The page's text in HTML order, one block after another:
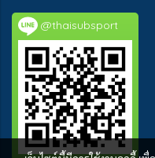
@thaisubsport